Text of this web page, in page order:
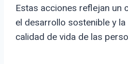
Estas acciones reflejan un
el desarrollo sostenible y
calidad de vida de las